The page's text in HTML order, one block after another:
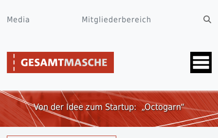
Media Mitgliederbereich
Von der Idee zum Startup: „Octogarn“